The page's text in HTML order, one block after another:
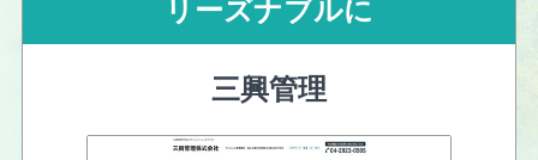
リーズナブルに
三興管理